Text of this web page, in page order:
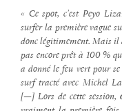
« Ce spot, c’est Peyo
surfer la première vague
donc légitimement. Mais il
pas encore prêt à 100 %
a donné le feu vert pour
surf tracté avec Michel
[—] Lors de cette session,